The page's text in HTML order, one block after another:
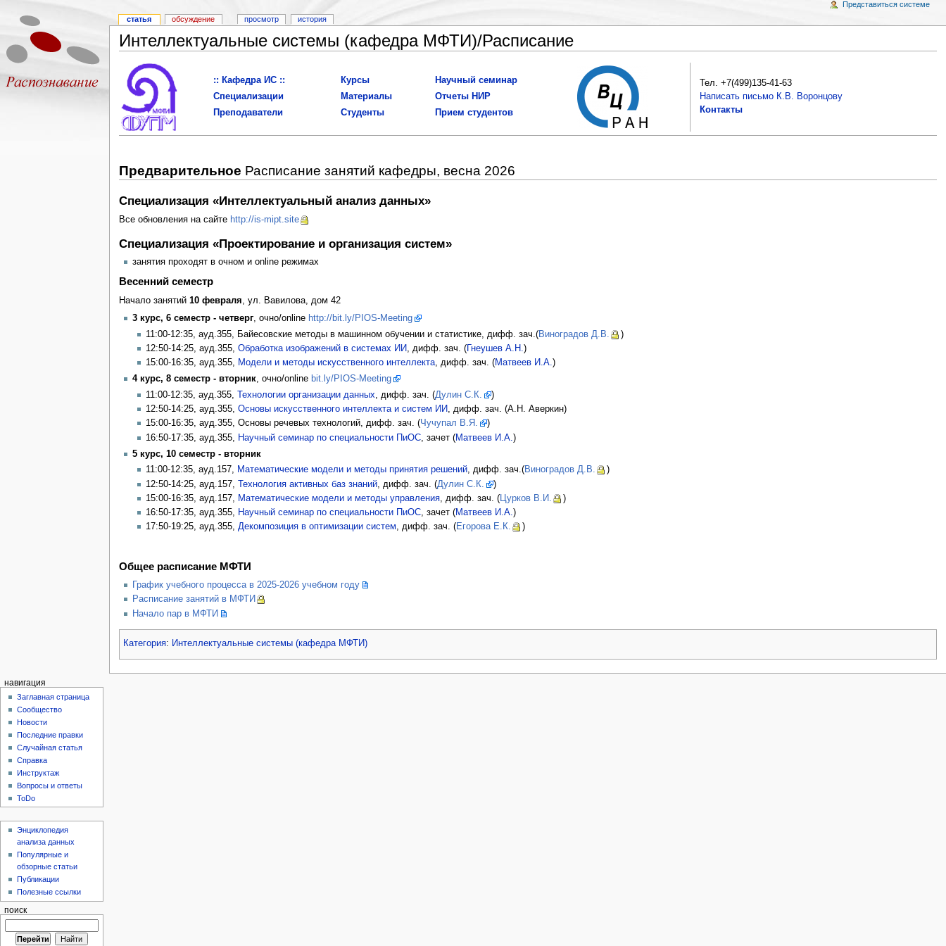
Интеллектуальные системы (кафедра МФТИ)/Расписание
:: Кафедра ИС ::
Специализации
Преподаватели
Курсы
Материалы
Студенты
Научный семинар
Отчеты НИР
Прием студентов
Тел. +7(499)135-41-63
Написать письмо К.В. Воронцову
Контакты
Предварительное Расписание занятий кафедры, весна 2026
Специализация «Интеллектуальный анализ данных»
Все обновления на сайте http://is-mipt.site
Специализация «Проектирование и организация систем»
занятия проходят в очном и online режимах
Весенний семестр
Начало занятий 10 февраля , ул. Вавилова, дом 42
3 курс, 6 семестр - четверг, очно/online http://bit.ly/PIOS-Meeting
11:00-12:35, ауд.355, Байесовские методы в машинном обучении и статистике, дифф. зач.(Виноградов Д.В.
)
12:50-14:25, ауд.355, Обработка изображений в системах ИИ, дифф. зач. (Гнеушев A.H.)
15:00-16:35, ауд.355, Модели и методы искусственного интеллекта, дифф. зач. (Матвеев И.А.)
4 курс, 8 семестр - вторник, очно/online bit.ly/PIOS-Meeting
11:00-12:35, ауд.355,
Технологии организации данных, дифф. зач. (Дулин С.К.
)
12:50-14:25, ауд.355, Основы искусственного интеллекта и систем ИИ, дифф. зач. (А.Н. Аверкин)
15:00-16:35, ауд.355, Основы речевых технологий, дифф. зач. (Чучупал В.Я.
)
16:50-17:35, ауд.355,
Научный семинар по специальности ПиОС, зачет (Матвеев И.А. )
5 курс, 10 семестр - вторник
11:00-12:35, ауд.157, Математические модели и методы принятия решений, дифф. зач.(Виноградов Д.В.
)
12:50-14:25, ауд.157, Технология активных баз знаний, дифф. зач. (Дулин С.К.
)
15:00-16:35, ауд.157, Математические модели и методы управления, дифф. зач. (Цурков В.И.
)
16:50-17:35, ауд.355, Научный семинар по специальности ПиОС, зачет (Матвеев И.А.)
17:50-19:25, ауд.355, Декомпозиция в оптимизации систем, дифф. зач. (Егорова Е.К. )
Общее расписание МФТИ
График учебного процесса в 2025-2026 учебном году
Расписание занятий в МФТИ
Начало пар в МФТИ
Категория: Интеллектуальные системы (кафедра МФТИ)
статья обсуждение просмотр история
Представиться системе
навигация
Заглавная страница
Сообщество
Новости
Последние правки
Случайная статья
Справка
Инструктаж
Вопросы и ответы
ToDo
Энциклопедия
анализа данных
Популярные и
обзорные статьи
Публикации
Полезные ссылки
поиск